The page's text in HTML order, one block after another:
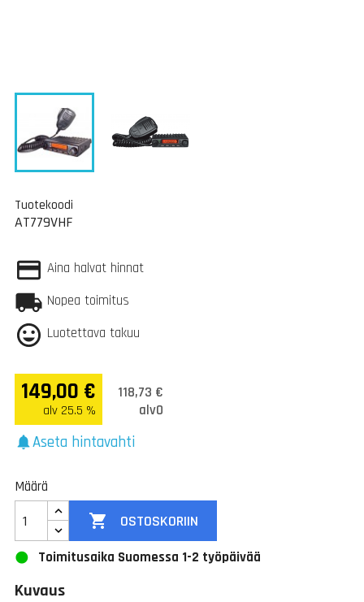
Tuotekoodi
AT779VHF
Aina halvat hinnat
Nopea toimitus
Luotettava takuu
149,00 €
alv 25.5 %
118,73 €
alv0
notificationsAseta hintavahti
Määrä
 OSTOSKORIIN
Toimitusaika Suomessa 1-2 työpäivää
Kuvaus